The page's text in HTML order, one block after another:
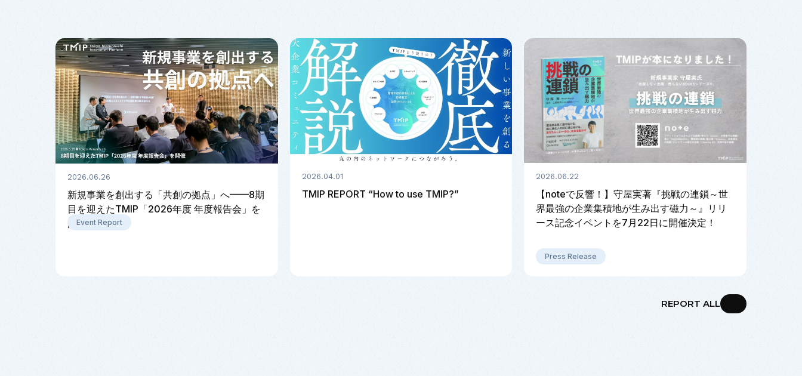
2026.06.26
新規事業を創出する「共創の拠点」へ——8期
目を迎えたTMIP「2026年度 年度報告会」を
開催Event Report
2026.04.01
TMIP REPORT “How to use TMIP?”
2026.06.22
【noteで反響！】守屋実著『挑戦の連鎖～世
界最強の企業集積地が生み出す磁力～』リリ
ース記念イベントを7月22日に開催決定！
Press Release
REPORT ALL